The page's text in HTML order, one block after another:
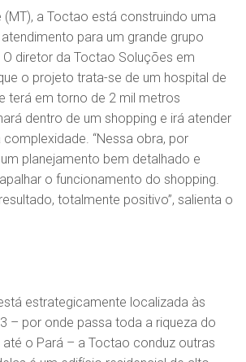
(MT), a Toctao está construindo uma
para um grande grupo
diretor da Toctao Soluções em
o projeto trata-se de um hospital de
terá em torno de 2 mil metros
dentro de um shopping e irá atender
“Nessa obra, por
planejamento bem detalhado e
o funcionamento do shopping.
totalmente positivo”, salienta o
estrategicamente localizada às
– por onde passa toda a riqueza do
até o Pará – a Toctao conduz outras